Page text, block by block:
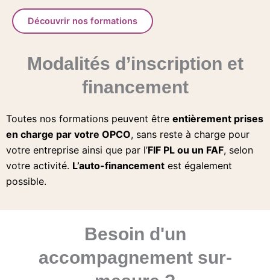
Découvrir nos formations
Modalités d’inscription et
financement
Toutes nos formations peuvent être entièrement prises
en charge par votre OPCO, sans reste à charge pour
votre entreprise ainsi que par l’FIF PL ou un FAF, selon
votre activité. L’auto-financement est également
possible.
Besoin d'un
accompagnement sur-